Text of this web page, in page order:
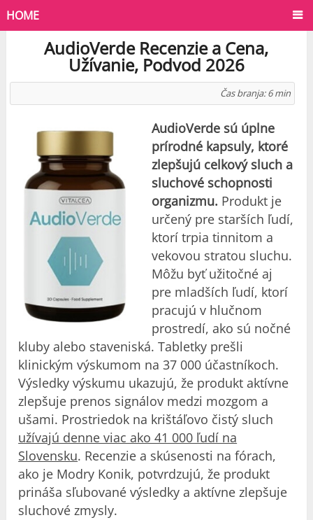
HOME
AudioVerde Recenzie a Cena,
Užívanie, Podvod 2026
Čas branja: 6 min
AudioVerde sú úplne
prírodné kapsuly, ktoré
zlepšujú celkový sluch a
sluchové schopnosti
organizmu. Produkt je
určený pre starších ľudí,
ktorí trpia tinnitom a
vekovou stratou sluchu.
Môžu byť užitočné aj
pre mladších ľudí, ktorí
pracujú v hlučnom
prostredí, ako sú nočné
kluby alebo staveniská. Tabletky prešli
klinickým výskumom na 37 000 účastníkoch.
Výsledky výskumu ukazujú, že produkt aktívne
zlepšuje prenos signálov medzi mozgom a
ušami. Prostriedok na krištáľovo čistý sluch
užívajú denne viac ako 41 000 ľudí na
Slovensku. Recenzie a skúsenosti na fórach,
ako je Modry Konik, potvrdzujú, že produkt
prináša sľubované výsledky a aktívne zlepšuje
sluchové zmysly.